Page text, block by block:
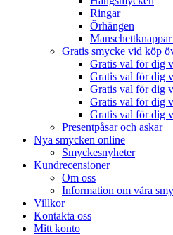
Ringar
Örhängen
Gratis smycke vid köp
Gratis val för dig
Gratis val för dig
Gratis val för dig
Gratis val för dig
Gratis val för dig
Presentpåsar och askar
Nya smycken online
Smyckesnyheter
Kundrecensioner
Om oss
Information om våra
Villkor
Kontakta oss
Mitt konto